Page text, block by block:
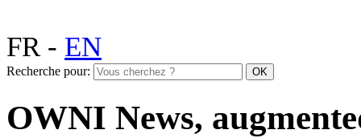
FR- EN
Recherche pour:
OWNI News,